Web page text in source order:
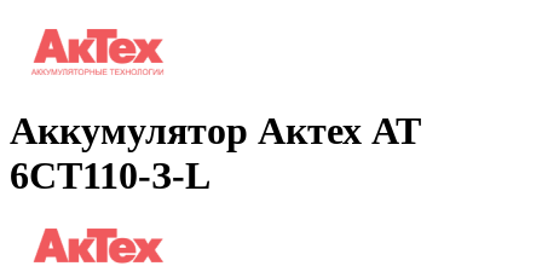
Аккумулятор Актех АТ
6СТ110-З-L